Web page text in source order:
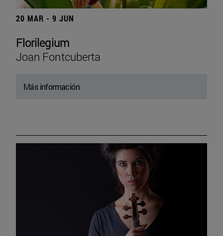
20 MAR - 9 JUN
Florilegium
Joan Fontcuberta
Más información